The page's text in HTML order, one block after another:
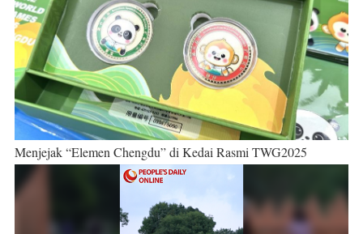
Menjejak “Elemen Chengdu” di Kedai Rasmi TWG2025